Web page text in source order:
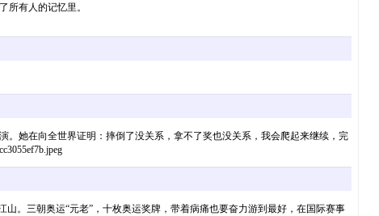
所有人的记忆里。
她在向全世界证明：摔倒了没关系，拿不了奖也没关系，我会爬起来继续，完
。三朝奥运“元老”，十枚奥运奖牌，带着病痛也要奋力游到最好，在国际赛事